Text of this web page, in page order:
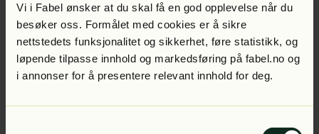
Vi i Fabel ønsker at du skal få en god opplevelse når du
besøker oss. Formålet med cookies er å sikre
nettstedets funksjonalitet og sikkerhet, føre statistikk, og
løpende tilpasse innhold og markedsføring på fabel.no og
i annonser for å presentere relevant innhold for deg.